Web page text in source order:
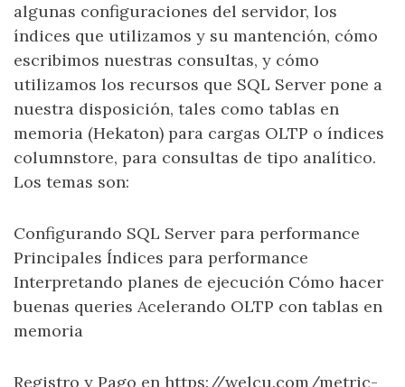
algunas configuraciones del servidor, los
índices que utilizamos y su mantención, cómo
escribimos nuestras consultas, y cómo
utilizamos los recursos que SQL Server pone a
nuestra disposición, tales como tablas en
memoria (Hekaton) para cargas OLTP o índices
columnstore, para consultas de tipo analítico.
Los temas son:
Configurando SQL Server para performance
Principales Índices para performance
Interpretando planes de ejecución Cómo hacer
buenas queries Acelerando OLTP con tablas en
memoria
Registro y Pago en https://welcu.com/metric-